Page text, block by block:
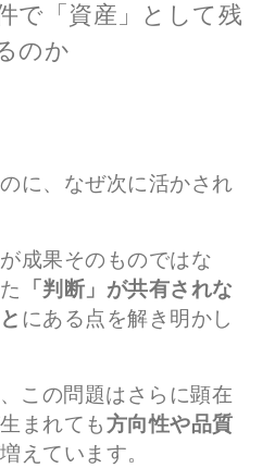
で「資産」として残
のか
に、なぜ次に活かされ
成果そのものではな
「判断」が共有されな
にある点を解き明かし
この問題はさらに顕在
まれても方向性や品質
えています。